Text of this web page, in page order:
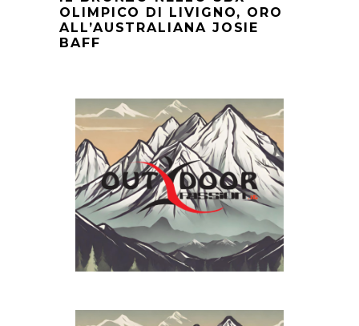
OLIMPICO DI LIVIGNO, ORO
ALL’AUSTRALIANA JOSIE
BAFF